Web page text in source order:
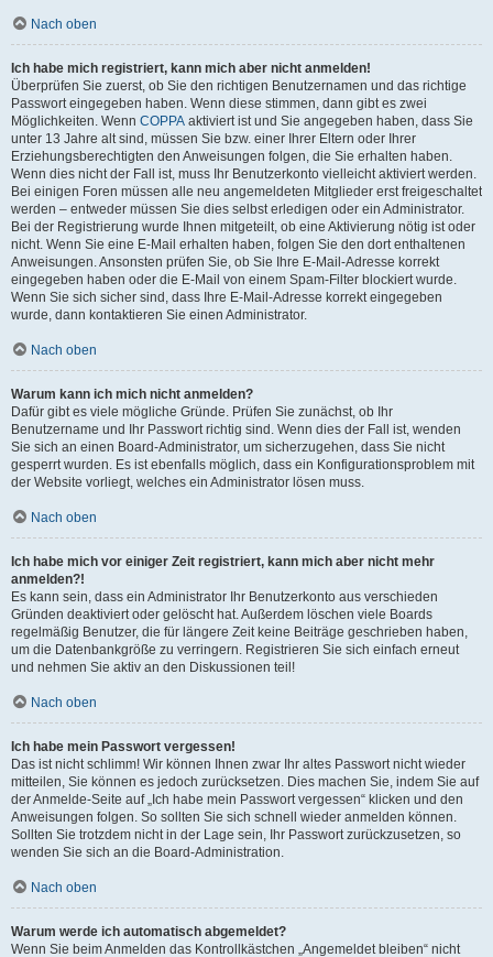
Nach oben
Ich habe mich registriert, kann mich aber nicht anmelden!
Überprüfen Sie zuerst, ob Sie den richtigen Benutzernamen und das richtige
Passwort eingegeben haben. Wenn diese stimmen, dann gibt es zwei
Möglichkeiten. Wenn COPPA aktiviert ist und Sie angegeben haben, dass Sie
unter 13 Jahre alt sind, müssen Sie bzw. einer Ihrer Eltern oder Ihrer
Erziehungsberechtigten den Anweisungen folgen, die Sie erhalten haben.
Wenn dies nicht der Fall ist, muss Ihr Benutzerkonto vielleicht aktiviert werden.
Bei einigen Foren müssen alle neu angemeldeten Mitglieder erst freigeschaltet
werden – entweder müssen Sie dies selbst erledigen oder ein Administrator.
Bei der Registrierung wurde Ihnen mitgeteilt, ob eine Aktivierung nötig ist oder
nicht. Wenn Sie eine E-Mail erhalten haben, folgen Sie den dort enthaltenen
Anweisungen. Ansonsten prüfen Sie, ob Sie Ihre E-Mail-Adresse korrekt
eingegeben haben oder die E-Mail von einem Spam-Filter blockiert wurde.
Wenn Sie sich sicher sind, dass Ihre E-Mail-Adresse korrekt eingegeben
wurde, dann kontaktieren Sie einen Administrator.
Nach oben
Warum kann ich mich nicht anmelden?
Dafür gibt es viele mögliche Gründe. Prüfen Sie zunächst, ob Ihr
Benutzername und Ihr Passwort richtig sind. Wenn dies der Fall ist, wenden
Sie sich an einen Board-Administrator, um sicherzugehen, dass Sie nicht
gesperrt wurden. Es ist ebenfalls möglich, dass ein Konfigurationsproblem mit
der Website vorliegt, welches ein Administrator lösen muss.
Nach oben
Ich habe mich vor einiger Zeit registriert, kann mich aber nicht mehr
anmelden?!
Es kann sein, dass ein Administrator Ihr Benutzerkonto aus verschieden
Gründen deaktiviert oder gelöscht hat. Außerdem löschen viele Boards
regelmäßig Benutzer, die für längere Zeit keine Beiträge geschrieben haben,
um die Datenbankgröße zu verringern. Registrieren Sie sich einfach erneut
und nehmen Sie aktiv an den Diskussionen teil!
Nach oben
Ich habe mein Passwort vergessen!
Das ist nicht schlimm! Wir können Ihnen zwar Ihr altes Passwort nicht wieder
mitteilen, Sie können es jedoch zurücksetzen. Dies machen Sie, indem Sie auf
der Anmelde-Seite auf „Ich habe mein Passwort vergessen“ klicken und den
Anweisungen folgen. So sollten Sie sich schnell wieder anmelden können.
Sollten Sie trotzdem nicht in der Lage sein, Ihr Passwort zurückzusetzen, so
wenden Sie sich an die Board-Administration.
Nach oben
Warum werde ich automatisch abgemeldet?
Wenn Sie beim Anmelden das Kontrollkästchen „Angemeldet bleiben“ nicht